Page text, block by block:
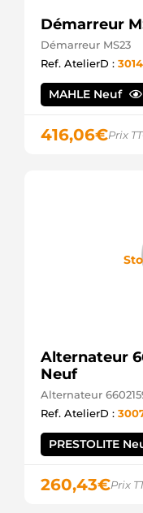
Démarreur
Démarreur MS23
Ref. AtelierD :
MAHLE Neuf
416,06€Prix
Alternateur
Neuf
Alternateur
Ref. AtelierD :
PRESTOLITE
260,43€Prix